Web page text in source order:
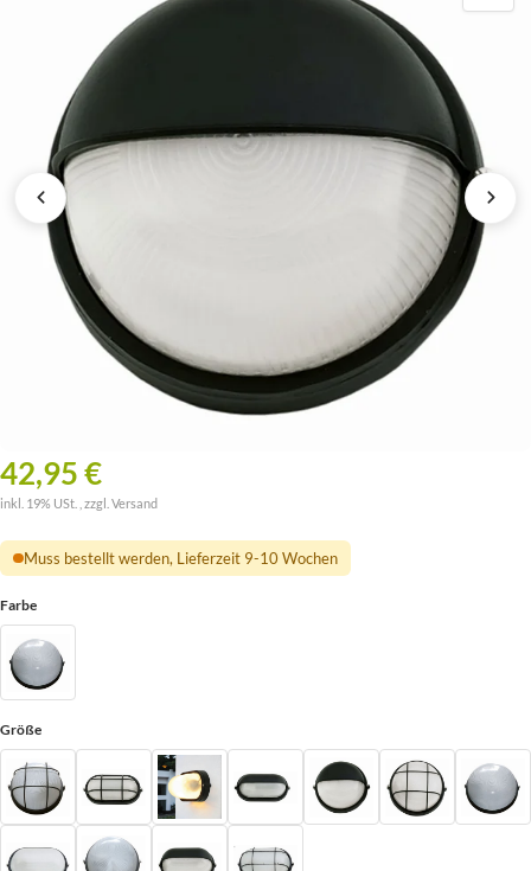
42,95 €
inkl. 19% USt. , zzgl. Versand
Muss bestellt werden, Lieferzeit 9-10 Wochen
Farbe
Größe